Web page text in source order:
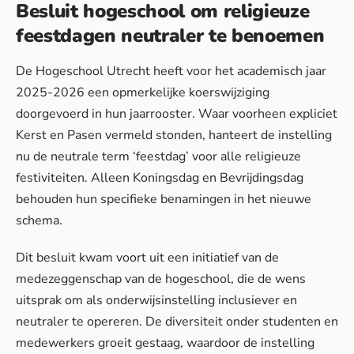
Besluit hogeschool om religieuze
feestdagen neutraler te benoemen
De Hogeschool Utrecht heeft voor het academisch jaar
2025-2026 een opmerkelijke koerswijziging
doorgevoerd in hun jaarrooster. Waar voorheen expliciet
Kerst en Pasen vermeld stonden, hanteert de instelling
nu de neutrale term ‘feestdag’ voor alle religieuze
festiviteiten. Alleen Koningsdag en Bevrijdingsdag
behouden hun specifieke benamingen in het nieuwe
schema.
Dit besluit kwam voort uit een initiatief van de
medezeggenschap van de hogeschool, die de wens
uitsprak om als onderwijsinstelling inclusiever en
neutraler te opereren. De diversiteit onder studenten en
medewerkers groeit gestaag, waardoor de instelling